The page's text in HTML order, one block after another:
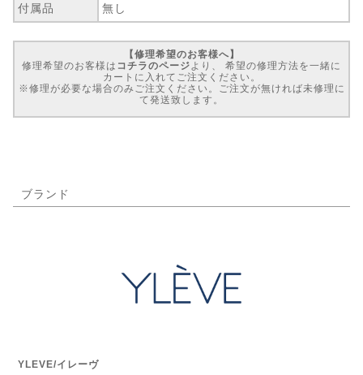
付属品 無し
【修理希望のお客様へ】
修理希望のお客様は コチラのページ より、 希望の修理方法を一緒に
カートに入れてご注文ください。
※修理が必要な場合のみご注文ください。ご注文が無ければ未修理に
て発送致します。
ブランド
YLEVE/イレーヴ